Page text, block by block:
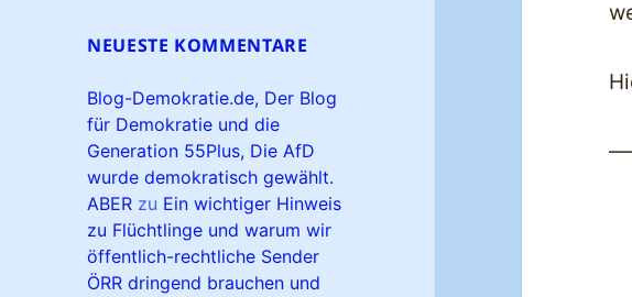
NEUESTE KOMMENTARE
Blog-Demokratie.de, Der Blog
für Demokratie und die
Generation 55Plus, Die AfD
wurde demokratisch gewählt.
ABER zu Ein wichtiger Hinweis
zu Flüchtlinge und warum wir
öffentlich-rechtliche Sender
ÖRR dringend brauchen und